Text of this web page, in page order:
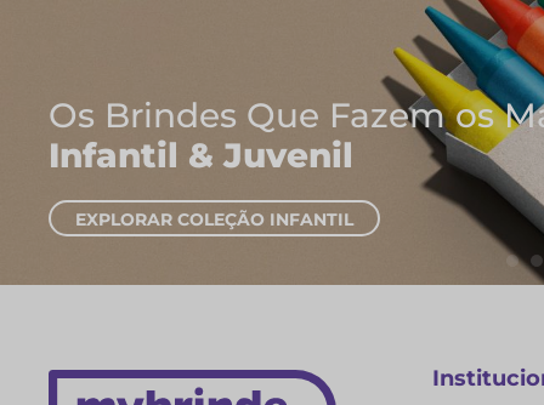
Onde Nascem As
Cadernos e Blocos de
EXPLORAR CADERNOS